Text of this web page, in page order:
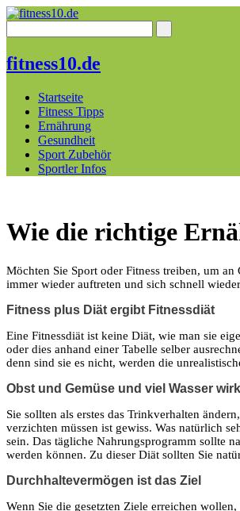
fitness10.de
Startseite
Fitness Tipps
Ernährung
Gesundheit
Sport Zubehör
Sportler Infos
Wie die richtige
Möchten Sie Sport oder Fitness treiben, um
immer wieder auftreten und sich schnell
Fitness plus Diät ergibt Fitnessdiät
Eine Fitnessdiät ist keine Diät, wie man sie
oder dies anhand einer Tabelle selber
denn sind sie es nicht, werden die
Obst und Gemüse und viel Wasser
Sie sollten als erstes das Trinkverhalten
verzichten müssen ist gewiss. Was natürlich
sein. Das tägliche Nahrungsprogramm sollte
werden können. Zu dieser Diät sollten Sie
Durchhaltevermögen ist das Ziel
Wenn Sie die gesetzten Ziele erreichen